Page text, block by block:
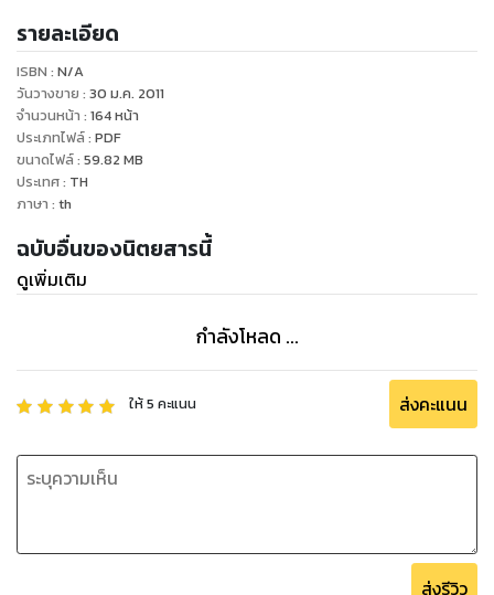
เดือน
รายละเอียด
ISBN : N/A
วันวางขาย : 30 ม.ค. 2011
จำนวนหน้า : 164หน้า
ประเภทไฟล์: PDF
ขนาดไฟล์: 59.82 MB
ประเทศ: TH
ภาษา : th
ฉบับอื่นของนิตยสารนี้
ดูเพิ่มเติม
กำลังโหลด ...
ให้5 คะแนน ส่งคะแนน
ส่งรีวิว